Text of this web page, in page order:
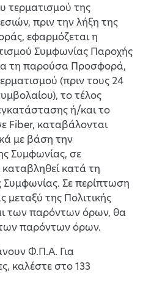
τερματισμού της
πριν την λήξη της
εφαρμόζεται η
Συμφωνίας Παροχής
τη παρούσα Προσφορά,
(πριν τους 24
το τέλος
ή/και το
Fiber, καταβάλονται
με βάση την
Συμφωνίας, σε
κατά τη
Σε περίπτωση
της Πολιτικής
των παρόντων όρων, θα
των παρόντων όρων.
Φ.Π.Α. Για
καλέστε στο 133